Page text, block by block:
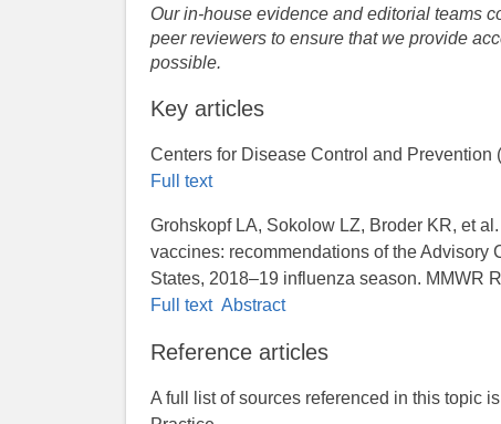
Our in-house evidence and editorial teams
peer reviewers to ensure that we provide
possible.
Key articles
Centers for Disease Control and Prevention
Full text
Grohskopf LA, Sokolow LZ, Broder KR, et
vaccines: recommendations of the
States, 2018–19 influenza season. MMWR
Full text Abstract
Reference articles
A full list of sources referenced in this topic